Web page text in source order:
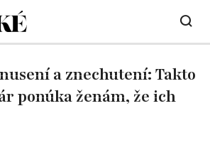
a znechutení: Takto
ponúka ženám, že ich